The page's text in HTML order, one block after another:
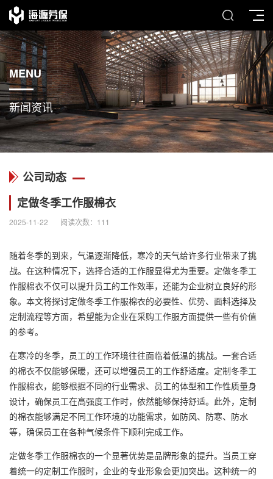
MENU
新闻资讯
公司动态
定做冬季工作服棉衣
2025-11-22 阅读次数： 111
随着冬季的到来，气温逐渐降低，寒冷的天气给许多行业带来了挑
战。在这种情况下，选择合适的工作服显得尤为重要。 定做冬季工
作服棉衣不仅可以提升员工的工作效率，还能为企业树立良好的形
象。本文将探讨定做冬季工作服棉衣的必要性、优势、面料选择及
定制流程等方面，希望能为企业在采购工作服方面提供一些有价值
的参考。
在寒冷的冬季，员工的工作环境往往面临着低温的挑战。一套合适
的棉衣不仅能够保暖，还可以增强员工的工作舒适度。定制冬季工
作服棉衣，能够根据不同的行业需求、员工的体型和工作性质量身
设计，确保员工在高强度工作时，依然能够保持舒适。此外，定制
的棉衣能够满足不同工作环境的功能需求，如防风、防寒、防水
等，确保员工在各种气候条件下顺利完成工作。
定做冬季工作服棉衣的一个显著优势是品牌形象的提升。当员工穿
着统一的定制工作服时，企业的专业形象会更加突出。这种统一的